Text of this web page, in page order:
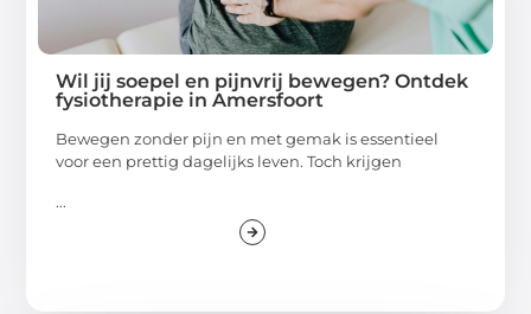
Wil jij soepel en pijnvrij bewegen? Ontdek
fysiotherapie in Amersfoort
Bewegen zonder pijn en met gemak is essentieel
voor een prettig dagelijks leven. Toch krijgen
...